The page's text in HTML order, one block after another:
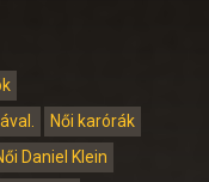
Női karórák
Daniel Klein